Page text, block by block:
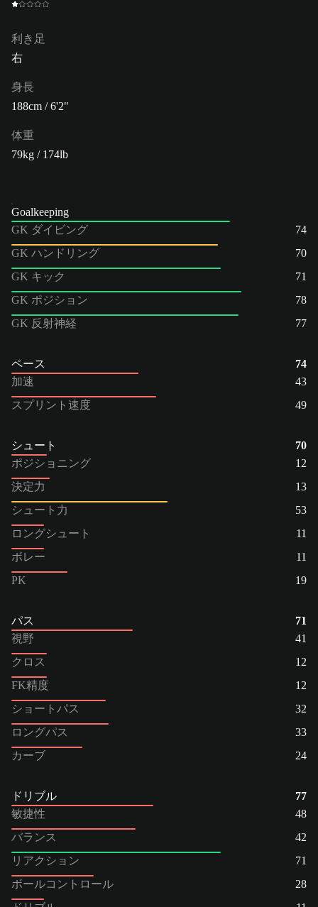
利き足
右
身長
188cm / 6'2"
体重
79kg / 174lb
Goalkeeping
GK ダイビング
74
GK ハンドリング
70
GK キック
71
GK ポジション
78
GK 反射神経
77
ペース
74
加速
43
スプリント速度
49
シュート
70
ポジショニング
12
決定力
13
シュート力
53
ロングシュート
11
ボレー
11
PK
19
パス
71
視野
41
クロス
12
FK精度
12
ショートパス
32
ロングパス
33
カーブ
24
ドリブル
77
敏捷性
48
バランス
42
リアクション
71
ボールコントロール
28